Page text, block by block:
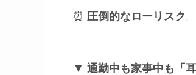
⏰ 圧倒的なローリスク
▼ 通勤中も家事中も「